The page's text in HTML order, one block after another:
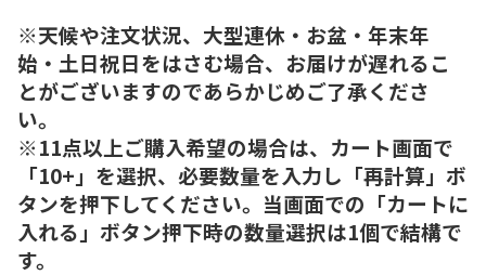
※天候や注文状況、大型連休・お盆・年末年
始・土日祝日をはさむ場合、お届けが遅れるこ
とがございますのであらかじめご了承くださ
い。
※11点以上ご購入希望の場合は、カート画面で
「10+」を選択、必要数量を入力し「再計算」ボ
タンを押下してください。当画面での「カートに
入れる」ボタン押下時の数量選択は1個で結構で
す。